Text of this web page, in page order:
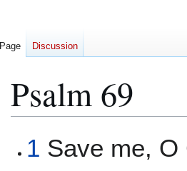
Psalm 69
toto
1 Save me,
Page Discussion